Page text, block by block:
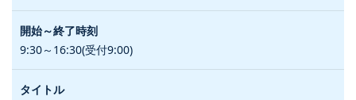
9:30～16:30(受付9:00)